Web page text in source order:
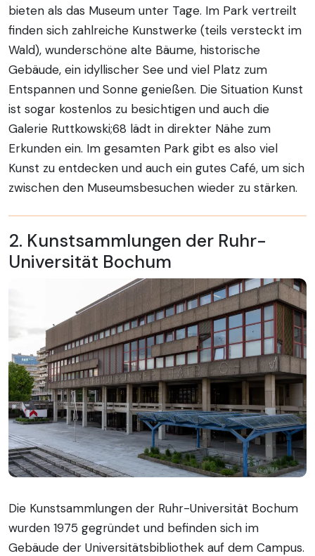
bieten als das Museum unter Tage. Im Park vertreilt
finden sich zahlreiche Kunstwerke (teils versteckt im
Wald), wunderschöne alte Bäume, historische
Gebäude, ein idyllischer See und viel Platz zum
Entspannen und Sonne genießen. Die Situation Kunst
ist sogar kostenlos zu besichtigen und auch die
Galerie Ruttkowski;68 lädt in direkter Nähe zum
Erkunden ein. Im gesamten Park gibt es also viel
Kunst zu entdecken und auch ein gutes Café, um sich
zwischen den Museumsbesuchen wieder zu stärken.
2. Kunstsammlungen der Ruhr-
Universität Bochum
Die Kunstsammlungen der Ruhr-Universität Bochum
wurden 1975 gegründet und befinden sich im
Gebäude der Universitätsbibliothek auf dem Campus.